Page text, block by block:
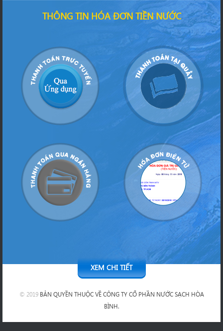
THÔNG TIN HÓA ĐƠN TIỀN NƯỚC
XEM CHI TIẾT
© 2019BẢN QUYỀN THUỘC VỀ CÔNG TY CỔ PHẦN NƯỚC SẠCH HÒA
BÌNH.